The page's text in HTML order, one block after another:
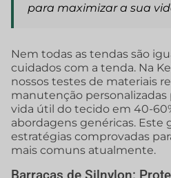
para maximizar a sua
Nem todas as tendas são
cuidados com a tenda. Na
nossos testes de materiais
manutenção
vida útil do tecido em 40-
abordagens genéricas. Este
estratégias comprovadas
mais comuns atualmente.